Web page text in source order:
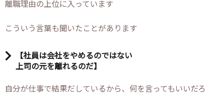
離職理由の上位に入っています
こういう言葉も聞いたことがあります
【社員は会社をやめるのではない
上司の元を離れるのだ】
自分が仕事で結果だしているから、何を言ってもいいだろ